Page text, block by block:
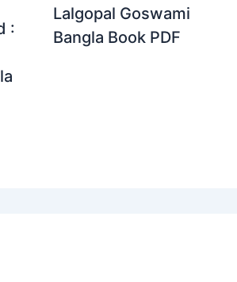
:
Lalgopal Goswami
Bangla Book PDF